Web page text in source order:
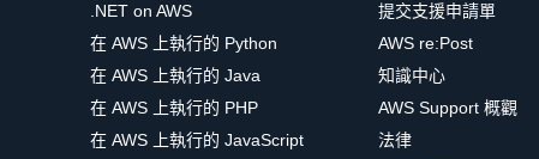
.NET on AWS
在 AWS 上執行的 Python
在 AWS 上執行的 Java
在 AWS 上執行的 PHP
在 AWS 上執行的 JavaScript
提交支援申請單
AWS re:Post
知識中心
AWS Support 概觀
法律